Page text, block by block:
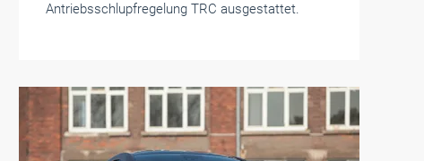
Antriebsschlupfregelung TRC ausgestattet.